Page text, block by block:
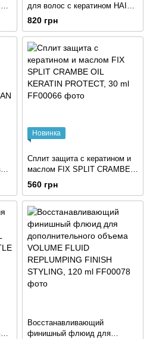
для волос с кератином HAIR
CONDITION SOFT
SENSATIONS, 250 ml
820 грн
Новинка
Сплит защита с кератином и
маслом FIX SPLIT CRAMBE
OIL KERATIN PROTECT, 30 ml
560 грн
Восстанавливающий
финишный флюид для